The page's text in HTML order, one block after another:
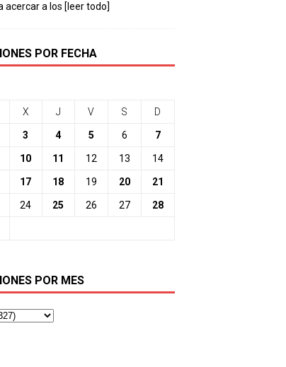
acercar a los [leer todo]
POR FECHA
X J V S D
3 4 5 6 7
10 11 12 13 14
17 18 19 20 21
24 25 26 27 28
POR MES